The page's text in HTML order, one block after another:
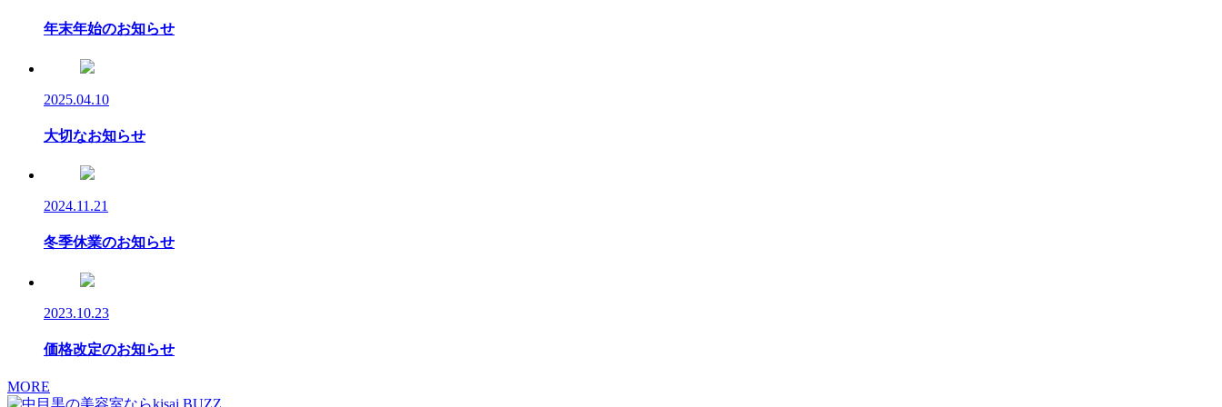
年末年始のお知らせ
2025.04.10
大切なお知らせ
2024.11.21
冬季休業のお知らせ
2023.10.23
価格改定のお知らせ
MORE